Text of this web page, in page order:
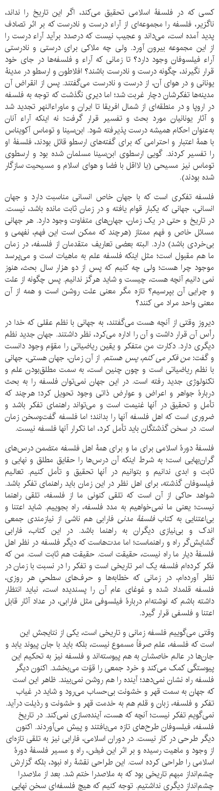
کسی که در فلسفۀ اسلامی تحقیق می‌کند، اگر این تاریخ را نداند،
ناگزیر، فلسفه را مجموعه‌ای از آراء درست و نادرست که بر اثر تصادف
پدید آمده است، می‌داند و عجیب نیست که درصدد برآید آراء درست را
از این مجموعه بیرون آورد. ولی چه ملاکی برای درستی و نادرستی
آراء فیلسوفان وجود دارد؟ تا زمانی که آراء و فلسفه‌ها در جای خود
قرار نگیرند، چگونه درست و نادرست باشند؟ افلاطون و ارسطو در مدینۀ
یونانی و در هوای آن، از درست و نادرست می‌گفتند. پس از انقراض آن
مدینه‌ها تفکرشان دچار غربت شد؛ اما دیری نگذشت که توجه به فلسفه
در اروپا و در منطقه‌ای از شمال افریقا تا ایران و ماوراءالنهر تجدید شد
و آثار یونانیان مورد بحث و تفسیر قرار گرفت؛ نه اینکه آراء آنان
به‌عنوان احکام همیشه درست پذیرفته شود. ابن‌سینا و توماس آکویناس
با همۀ اعتبار و احترامی که برای گفته‌های ارسطو قائل بودند، فلسفۀ او
را تفسیر کردند. گویی ارسطوی ابن‌سینا مسلمان شده بود و ارسطوی
توماس نیز مسیحی (یا لااقل با فضا و هوای اسلام و مسیحیت سازگار
شده بودند).
فلسفه تفکری است که با جهان خاص انسانی مناسبت دارد و جهان
انسانی، جهانی که یکبار قوام یافته و در زمان ثابت مانده باشد، نیست.
در تاریخ و حتی در یک زمان، جهان‌های متفاوت وجود دارد. هر جهانی
مسائل خاص و فهم ممتاز (هرچند که ممکن است این فهم، نفهمی و
بی‌خردی باشد) دارد. البته بعضی تعاریف متقدمان از فلسفه، در زمان
ما هم مقبول است؛ مثل اینکه فلسفه علم به ماهیات است و می‌پرسد
موجود چرا هست؛ ولی چه کنیم که پس از دو هزار سال بحث، هنوز
نمی دانیم آنچه هست، چیست و شاید هرگز ندانیم. پس چگونه از علت
و چرایی آن بپرسیم؟ تازه مگر معنی علت روشن است و همه از آن
معنی واحد مراد می کنند؟
دیروز وقتی از آنچه هست می‌گفتند، به جهانی با نظم عقلی که خدا در
رأس آن قرار داشت و آن را اداره می‌کرد، نظر داشتند. جهان جدید نظم
دیگری دارد. دکارت منِ متفکر و یقین ریاضیاتی را مقوّم وجود دانست
و گفت: من فکر میکنم، پس هستم. از آن زمان، جهان هستی، جهانی
با نظم ریاضیاتی است و چون چنین است، به سمت مطلق‌بودن علم و
تکنولوژی جدید رفته است. در این جهان نمی‌توان فلسفه را به بحث
دربارۀ جواهر و اعراض و عوارض ذاتی وجود تحویل کرد؛ هرچند که
تأمل و تحقیق در آنها غنیمت است و می‌تواند راهنمای تفکر باشد و
ضروری است که اهل فلسفه آنها را بدانند؛ اما فلسفه گفت‌وسخن زمان
است. در سخن گذشتگان باید تأمل کرد، اما تکرار آنها فلسفه نیست.
فلسفۀ دورۀ اسلامی برای ما و برای همۀ اهل فلسفه متضمن درس‌های
گران‌بهایی است؛ به شرط اینکه آن درس‌ها را حقایق مطلق و نهایی و
ثابت و ابدی ندانیم و بتوانیم در آنها تحقیق و تأمل کنیم. تعالیم
فیلسوفان گذشته، برای اهل نظر در این زمان باید راهنمای تفکر باشد.
شواهد حاکی از آن است که تلقی کنونی ما از فلسفه، تلقی راهنما
نیست؛ یعنی ما نمی‌خواهیم به مدد فلسفه، راه بجوییم. شاید اعتنا و
بی‌اعتنایی به کتاب فلسفۀ مدنی فارابی هم ناشی از نیازمندی جمعی
اندک و بی‌نیازی دیگران به راهنما باشد. در این کتاب، فارابی
گشایش‌گر راه و راهنماست؛ اما مدت‌هاست که دیگر فلسفه در نظر اهل
فلسفۀ دیار ما راه نیست، حقیقت است. حقیقت هم ثابت است. من که
فکر کرده‌ام فلسفه یک امر تاریخی است و تفکر را در نسبت با زمان در
نظر آورده‌ام، در زمانی که خطابه‌ها و حرف‌های سطحیِ هر روزی،
فلسفه قلمداد شده و غوغای عام آن را پسندیده است، نباید انتظار
داشته باشم که نوشته‌ام دربارۀ فیلسوفی مثل فارابی، در عداد آثار قابل
اعتنا و فلسفی قرار گیرد.
وقتی می‌گوییم فلسفه زمانی و تاریخی است، یکی از نتایجش این
است که فلسفه، علم صرفاً مسموع نیست، بلکه باید با جان پیوند یابد و
جان‌ها در عالم خاصشان به هم پیوسته‌اند و فلسفه نیز به تحکیم این
پیوستگی کمک می‌کند و خرد جمعی را قوّت می‌بخشد. اکنون دیگر
فلسفه راه نشان نمی‌دهد؛ آینده را هم روشن نمی‌بیند. ظاهر این است
که جهان به سمت قهر و خشونت بی‌حساب می‌رود و شاید در غیاب
تفکر و فلسفه، زبان و قلم هم به خدمت قهر و خشونت و رذیلت درآید.
نمی‌گویم تفکر نیست؛ آنچه که هست، آینده‌سازی نمی‌کند. در تاریخ
فلسفه، فیلسوفان طرح‌های تازه می‌یافتند و پیش می‌آوردند. اکنون
دیگر طرحی در کار نیست. در دوران اسلامی، فارابی نیز به تلقی تازه‌ای
از وجود و ماهیت رسیده و بر اثر این فیض، راه و مسیر فلسفۀ دورۀ
اسلامی را طراحی کرده است. این طراحی نقشۀ راه نبود، بلکه گزارش
چشم‌انداز مبهم تاریخی بود که به ملاصدرا ختم شد. بعد از ملاصدرا
چشم‌انداز دیگری نداشتیم. توجه کنیم که هیچ فلسفه‌ای سخن نهایی